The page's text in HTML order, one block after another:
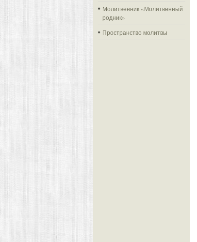
Молитвенник «Молитвенный
родник»
Пространство молитвы